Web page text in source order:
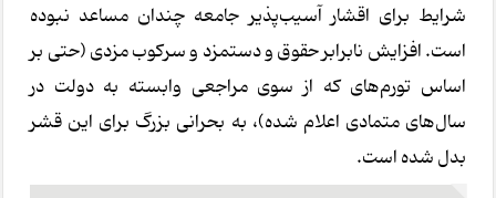
شرایط برای اقشار آسیب‌پذیر جامعه چندان مساعد نبوده
است. افزایش نابرابر حقوق و دستمزد و سرکوب مزدی (حتی بر
اساس تورم‌های که از سوی مراجعی وابسته به دولت در
سال‌های متمادی اعلام شده)، به بحرانی بزرگ برای این قشر
بدل شده است.